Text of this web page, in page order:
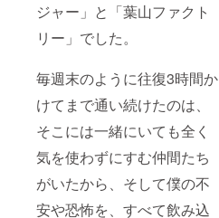
ジャー」と「葉山ファクト
リー」でした。
毎週末のように往復3時間か
けてまで通い続けたのは、
そこには一緒にいても全く
気を使わずにすむ仲間たち
がいたから、そして僕の不
安や恐怖を、すべて飲み込